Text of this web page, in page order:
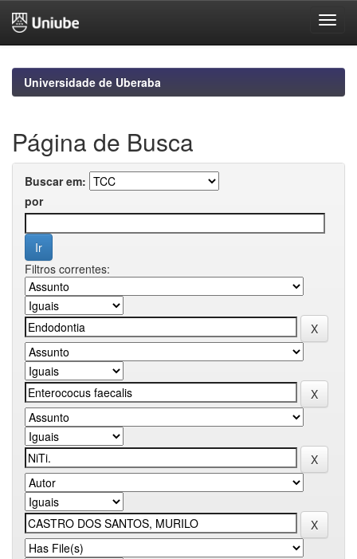
navigationUniversidade de Uberaba
Página de Busca
Buscar em:
por
Filtros correntes: